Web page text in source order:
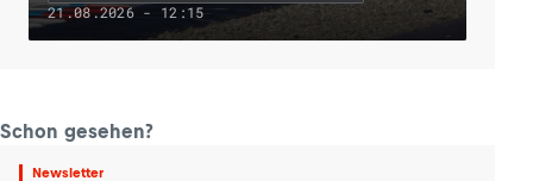
21.08.2026 - 12:15
Schon gesehen?
Newsletter